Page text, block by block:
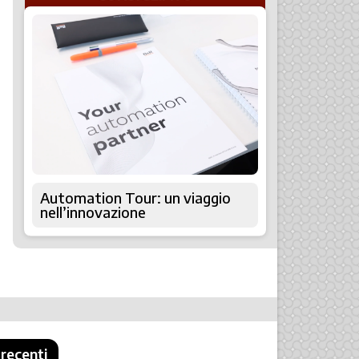
Automation Tour: un viaggio
nell’innovazione